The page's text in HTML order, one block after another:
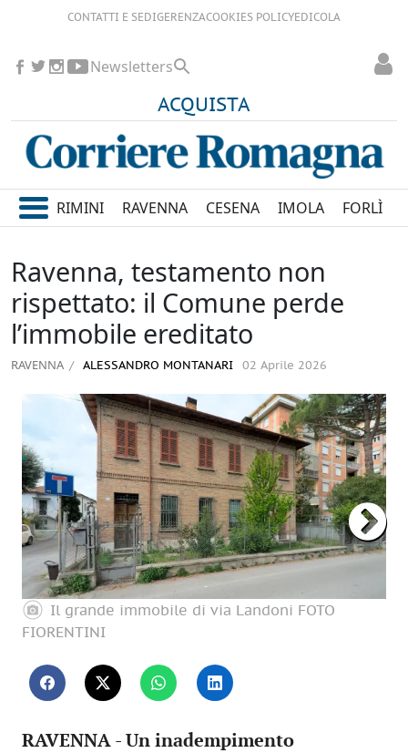
CONTATTI E SEDIGERENZACOOKIES POLICYEDICOLA
ACQUISTA
Newsletters
RIMINI RAVENNA CESENA IMOLA FORLÌ
Ravenna, testamento non
rispettato: il Comune perde
l’immobile ereditato
RAVENNA ALESSANDRO MONTANARI 02 Aprile 2026
Il grande immobile di via Landoni FOTO
FIORENTINI
RAVENNA - Un inadempimento